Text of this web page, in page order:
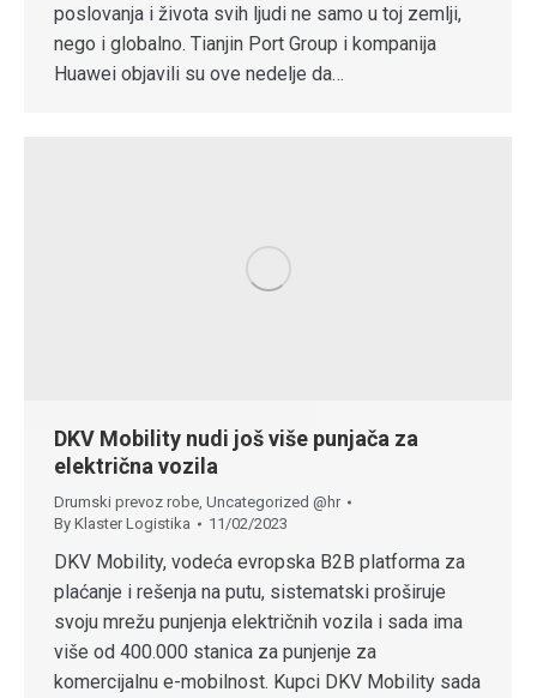
poslovanja i života svih ljudi ne samo u toj zemlji,
nego i globalno. Tianjin Port Group i kompanija
Huawei objavili su ove nedelje da…
DKV Mobility nudi još više punjača za
električna vozila
Drumski prevoz robe, Uncategorized @hr
By Klaster Logistika 11/02/2023
DKV Mobility, vodeća evropska B2B platforma za
plaćanje i rešenja na putu, sistematski proširuje
svoju mrežu punjenja električnih vozila i sada ima
više od 400.000 stanica za punjenje za
komercijalnu e-mobilnost. Kupci DKV Mobility sada